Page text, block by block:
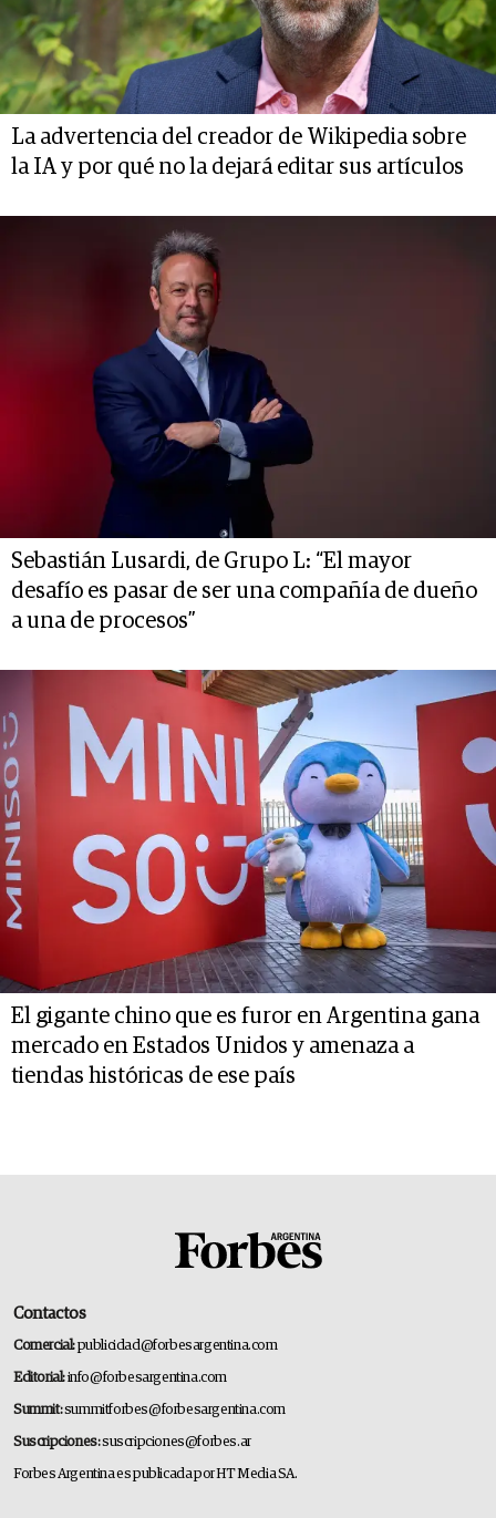
La advertencia del creador de Wikipedia sobre
la IA y por qué no la dejará editar sus artículos
Sebastián Lusardi, de Grupo L: “El mayor
desafío es pasar de ser una compañía de dueño
a una de procesos”
El gigante chino que es furor en Argentina gana
mercado en Estados Unidos y amenaza a
tiendas históricas de ese país
Contactos
Comercial:publicidad@forbesargentina.com
Editorial:info@forbesargentina.com
Summit:summitforbes@forbesargentina.com
Suscripciones:suscripciones@forbes.ar
Forbes Argentina es publicada por HT Media SA.